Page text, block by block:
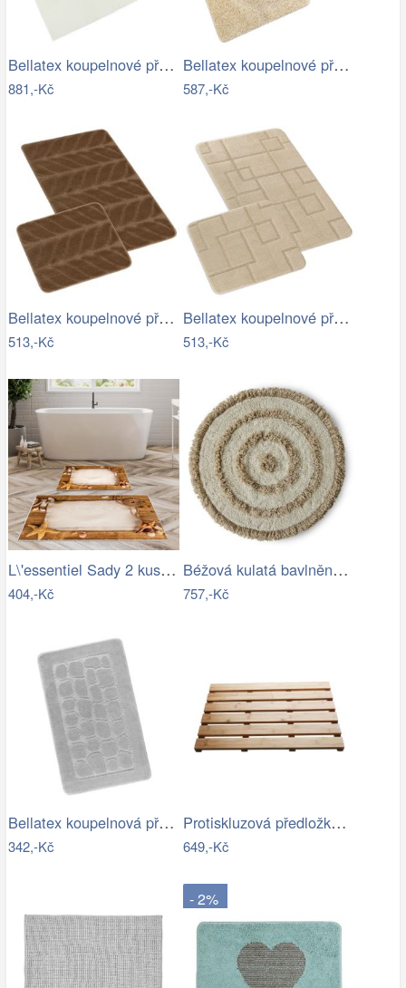
Bellatex koupelnové předložky BANYGOLD…
881,-Kč
Bellatex koupelnové předložky…
587,-Kč
Bellatex koupelnové předložky SADA BANY…
513,-Kč
Bellatex koupelnové předložky SADA BANY…
513,-Kč
L\'essentiel Sady 2 kusů koupelnových…
404,-Kč
Béžová kulatá bavlněná koupelnová…
757,-Kč
Bellatex koupelnová předložka BANY…
342,-Kč
Protiskluzová předložka do koupelny…
649,-Kč
- 2%